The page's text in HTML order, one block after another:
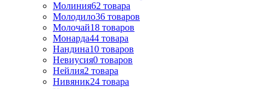
Молиния62 товара
Молодило36 товаров
Молочай18 товаров
Монарда44 товара
Нандина10 товаров
Невиусия0 товаров
Нейлия2 товара
Нивяник24 товара